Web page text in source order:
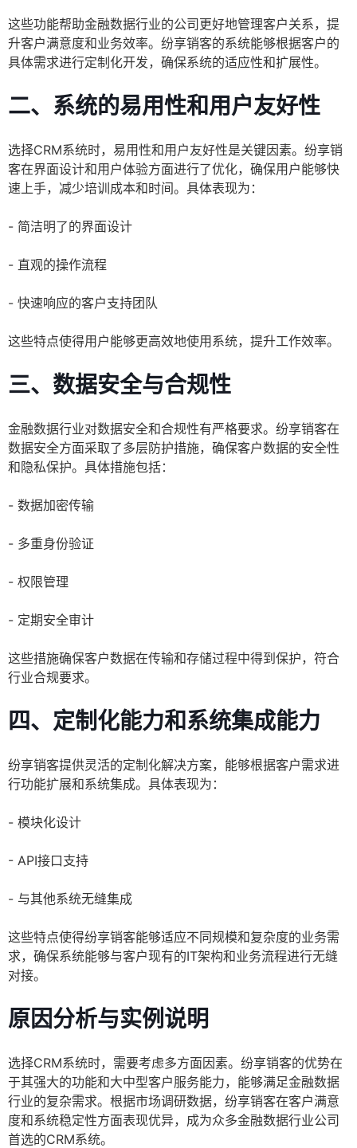
这些功能帮助金融数据行业的公司更好地管理客户关系，提
升客户满意度和业务效率。纷享销客的系统能够根据客户的
具体需求进行定制化开发，确保系统的适应性和扩展性。
二、系统的易用性和用户友好性
选择CRM系统时，易用性和用户友好性是关键因素。纷享销
客在界面设计和用户体验方面进行了优化，确保用户能够快
速上手，减少培训成本和时间。具体表现为：
- 简洁明了的界面设计
- 直观的操作流程
- 快速响应的客户支持团队
这些特点使得用户能够更高效地使用系统，提升工作效率。
三、数据安全与合规性
金融数据行业对数据安全和合规性有严格要求。纷享销客在
数据安全方面采取了多层防护措施，确保客户数据的安全性
和隐私保护。具体措施包括：
- 数据加密传输
- 多重身份验证
- 权限管理
- 定期安全审计
这些措施确保客户数据在传输和存储过程中得到保护，符合
行业合规要求。
四、定制化能力和系统集成能力
纷享销客提供灵活的定制化解决方案，能够根据客户需求进
行功能扩展和系统集成。具体表现为：
- 模块化设计
- API接口支持
- 与其他系统无缝集成
这些特点使得纷享销客能够适应不同规模和复杂度的业务需
求，确保系统能够与客户现有的IT架构和业务流程进行无缝
对接。
原因分析与实例说明
选择CRM系统时，需要考虑多方面因素。纷享销客的优势在
于其强大的功能和大中型客户服务能力，能够满足金融数据
行业的复杂需求。根据市场调研数据，纷享销客在客户满意
度和系统稳定性方面表现优异，成为众多金融数据行业公司
首选的CRM系统。